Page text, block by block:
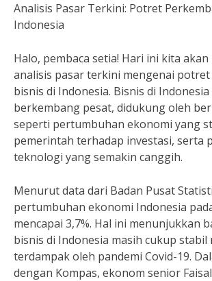
Analisis Pasar Terkini: Potret
Indonesia
Halo, pembaca setia! Hari ini kita akan
analisis pasar terkini mengenai
bisnis di Indonesia. Bisnis di
berkembang pesat, didukung oleh
seperti pertumbuhan ekonomi yang
pemerintah terhadap investasi, serta
teknologi yang semakin canggih.
Menurut data dari Badan Pusat
pertumbuhan ekonomi Indonesia
mencapai 3,7%. Hal ini menunjukkan
bisnis di Indonesia masih cukup stabil
terdampak oleh pandemi Covid-19.
dengan Kompas, ekonom senior